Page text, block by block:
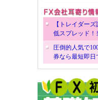
【トレイダー
低スプレッド！
圧倒的人気で
券なら最短即日